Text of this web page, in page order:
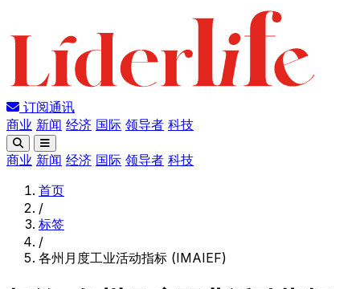
订阅通讯
商业 新闻 经济 国际 领导者 科技
商业 新闻 经济 国际 领导者 科技
首页
/
标签
/
各州月度工业活动指标 (IMAIEF)